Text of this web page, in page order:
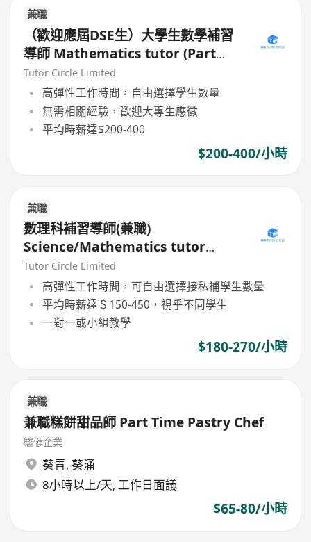
兼職
（歡迎應屆DSE生）大學生數學補習
導師 Mathematics tutor (Part
Time)
Tutor Circle Limited
高彈性工作時間，自由選擇學生數量
無需相關經驗，歡迎大專生應徵
平均時薪達$200-400
$200-400/小時
兼職
數理科補習導師(兼職)
Science/Mathematics tutor
(Part Time)
Tutor Circle Limited
高彈性工作時間，可自由選擇接私補學生數量
平均時薪達＄150-450，視乎不同學生
一對一或小組教學
$180-270/小時
兼職
兼職糕餅甜品師 Part Time Pastry Chef
駿健企業
葵青, 葵涌
8小時以上/天, 工作日面議
$65-80/小時